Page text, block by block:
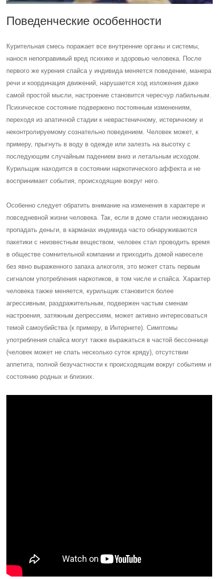
Поведенческие особенности
Курительная смесь поражает все внутренние органы и системы,
нанося непоправимый вред психике и здоровью человека. После
первого же курения спайса у индивида меняется поведение, манера
речи и координация движений, нарушается ход изложения даже
самой простой мысли, настроение становится чересчур лабильным.
Психическое состояние подвержено постоянным изменениям,
переходя из апатичной стадии к неврастеничному, истеричному и
неконтролируемому сознательно поведением. Человек может, к
примеру, прыгнуть в воду в одежде или залезть на высотку с
последующим случайным падением вниз и летальным исходом.
Курильщик находится в состоянии наркотического аффекта и не
воспринимает события, происходящие вокруг него.
Особенно следует обратить внимание на изменения в характере и
повседневной жизни человека. Так, если в доме стали неожиданно
пропадать деньги, в карманах индивида часто обнаруживаются
пакетики с неизвестным веществом, человек стал проводить время
в обществе сомнительной компании и приходить домой навеселе
без явно выраженного запаха алкоголя, это может стать первым
сигналом употребления наркотиков, в том числе и спайса. Характер
человека также меняется, курильщик становится более
агрессивным, раздражительным, подвержен частым сменам
настроения, затяжным депрессиям, может активно интересоваться
темой самоубийства (к примеру, в Интернете). Симптомы
употребления спайса могут также выражаться в частой бессоннице
(человек может не спать несколько суток кряду), отсутствии
аппетита, полной безучастности к происходящим вокруг событиям и
состоянию родных и близких.